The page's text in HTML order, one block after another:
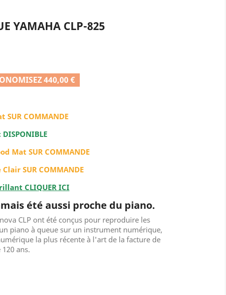
YAMAHA CLP-825
440,00 €
SUR COMMANDE
DISPONIBLE
Mat SUR COMMANDE
Clair SUR COMMANDE
CLIQUER ICI
été aussi proche du piano.
CLP ont été conçus pour reproduire les
piano à queue sur un instrument numérique,
la plus récente à l'art de la facture de
ans.